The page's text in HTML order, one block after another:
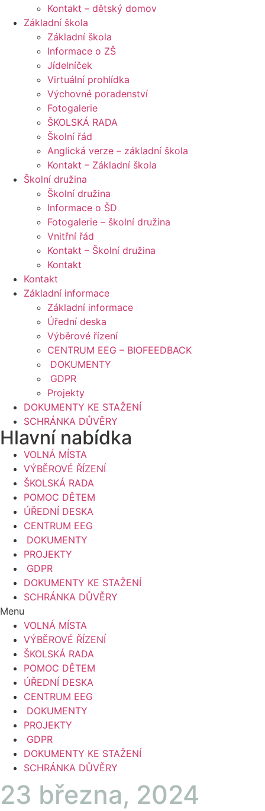
Kontakt – dětský domov
Základní škola
Základní škola
Informace o ZŠ
Jídelníček
Virtuální prohlídka
Výchovné poradenství
Fotogalerie
ŠKOLSKÁ RADA
Školní řád
Anglická verze – základní škola
Kontakt – Základní škola
Školní družina
Školní družina
Informace o ŠD
Fotogalerie – školní družina
Vnitřní řád
Kontakt – Školní družina
Kontakt
Kontakt
Základní informace
Základní informace
Úřední deska
Výběrové řízení
CENTRUM EEG – BIOFEEDBACK
DOKUMENTY
GDPR
Projekty
DOKUMENTY KE STAŽENÍ
SCHRÁNKA DŮVĚRY
Hlavní nabídka
VOLNÁ MÍSTA
VÝBĚROVÉ ŘÍZENÍ
ŠKOLSKÁ RADA
POMOC DĚTEM
ÚŘEDNÍ DESKA
CENTRUM EEG
DOKUMENTY
PROJEKTY
GDPR
DOKUMENTY KE STAŽENÍ
SCHRÁNKA DŮVĚRY
Menu
VOLNÁ MÍSTA
VÝBĚROVÉ ŘÍZENÍ
ŠKOLSKÁ RADA
POMOC DĚTEM
ÚŘEDNÍ DESKA
CENTRUM EEG
DOKUMENTY
PROJEKTY
GDPR
DOKUMENTY KE STAŽENÍ
SCHRÁNKA DŮVĚRY
23 března, 2024